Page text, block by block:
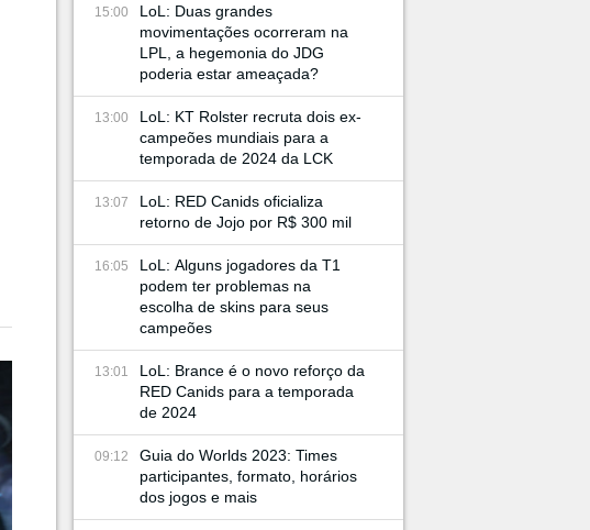
15:00
LoL: Duas grandes
movimentações ocorreram na
LPL, a hegemonia do JDG
poderia estar ameaçada?
13:00
LoL: KT Rolster recruta dois ex-
campeões mundiais para a
temporada de 2024 da LCK
13:07
LoL: RED Canids oficializa
retorno de Jojo por R$ 300 mil
16:05
LoL: Alguns jogadores da T1
podem ter problemas na
escolha de skins para seus
campeões
13:01
LoL: Brance é o novo reforço da
RED Canids para a temporada
de 2024
09:12
Guia do Worlds 2023: Times
participantes, formato, horários
dos jogos e mais